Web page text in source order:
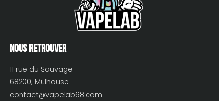
Nous retrouver
11 rue du Sauvage
68200, Mulhouse
contact@vapelab68.com